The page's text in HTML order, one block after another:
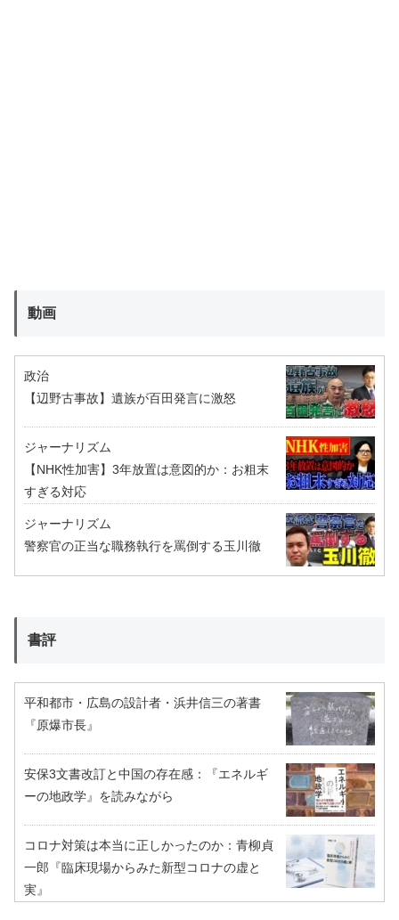
動画
政治
【辺野古事故】遺族が百田発言に激怒
ジャーナリズム
【NHK性加害】3年放置は意図的か：お粗末
すぎる対応
ジャーナリズム
警察官の正当な職務執行を罵倒する玉川徹
書評
平和都市・広島の設計者・浜井信三の著書
『原爆市長』
安保3文書改訂と中国の存在感：『エネルギ
ーの地政学』を読みながら
コロナ対策は本当に正しかったのか：青柳貞
一郎『臨床現場からみた新型コロナの虚と
実』